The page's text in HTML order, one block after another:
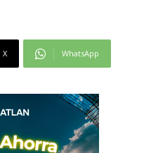
X WhatsApp